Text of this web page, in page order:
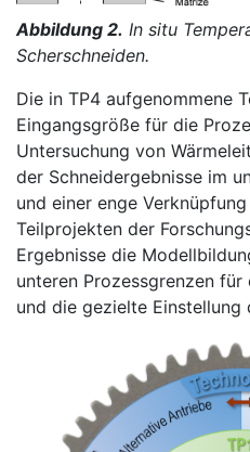
Abbildung 2. In situ
Scherschneiden.
Die in TP4 aufgenommene
Eingangsgröße für die
Untersuchung von
der Schneidergebnisse im
und einer enge
Teilprojekten der
Ergebnisse die
unteren Prozessgrenzen
und die gezielte Einstellung